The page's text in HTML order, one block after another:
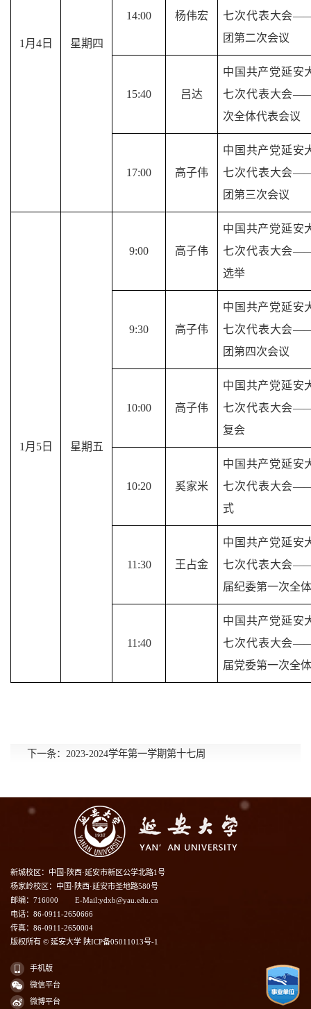
1 月 4日 星期 四
14:00 杨伟宏
七次代表大会
团第二次会议
15:40 吕达
中国共产党延安
七次代表大会
次全体代表会议
17:00 高子伟
中国共产党延安
七次代表大会
团第三次会议
1 月 5日 星期五
9:00 高子伟
中国共产党延安
七次代表大会
选举
9:30 高子伟
中国共产党延安
七次代表大会
团第四次会议
10:00 高子伟
中国共产党延安
七次代表大会
复会
10:20 奚家米
中国共产党延安
七次代表大会
式
11 :30 王占金
中国共产党延安
七次代表大会
届纪委第一次全
11 :40
中国共产党延安
七次代表大会
届党委第一次全
下一条： 2023-2024学年第一学期第十七周
新城校区：中国·陕西·延安市新区公学北路1号
杨家岭校区：中国·陕西·延安市圣地路580号
邮编：716000
E-Mail:ydxb@yau.edu.cn
电话：86-0911-2650666
传真：86-0911-2650004
版权所有 © 延安大学 陕ICP备05011013号-1
手机版
微信平台
微博平台